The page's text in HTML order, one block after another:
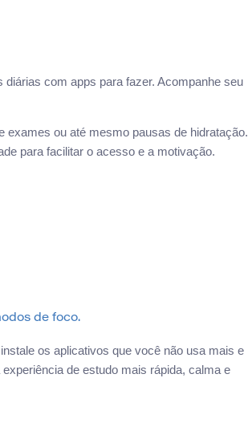
com apps para fazer. Acompanhe seu
exames ou até mesmo pausas de hidratação.
para facilitar o acesso e a motivação.
de foco.
os aplicativos que você não usa mais e
de estudo mais rápida, calma e